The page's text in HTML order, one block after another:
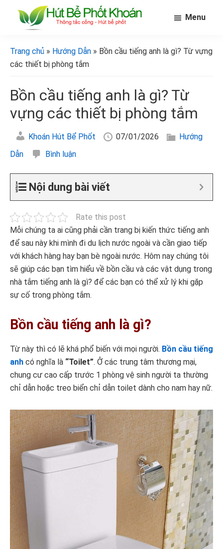
phốt
khoán]
bể
phốt
Menu
Trang chủ » Hướng Dẫn » Bồn cầu tiếng anh là gì? Từ vựng
các thiết bị phòng tắm
Bồn cầu tiếng anh là gì? Từ
vựng các thiết bị phòng tắm
Khoán Hút Bể Phốt 07/01/2026
Hướng
Dẫn
Bình luận
Nội dung bài viết
Rate this post
Mỗi chúng ta ai cũng phải cần trang bị kiến thức tiếng anh
để sau này khi mình đi du lịch nước ngoài và cần giao tiếp
với khách hàng hay bạn bè ngoài nước. Hôm nay chúng tôi
sẽ giúp các bạn tìm hiểu về bồn cầu và các vật dụng trong
nhà tắm tiếng anh là gì? để các bạn có thể xử lý khi gặp
sự cố trong phòng tắm.
Bồn cầu tiếng anh là gì?
Từ này thì có lẽ khá phổ biến với mọi người. Bồn cầu tiếng
anh có nghĩa là “Toilet”. Ở các trung tâm thương mại,
chung cư cao cấp trước 1 phòng vệ sinh người ta thường
chỉ dẫn hoặc treo biển chỉ dẫn toilet dành cho nam hay nữ.